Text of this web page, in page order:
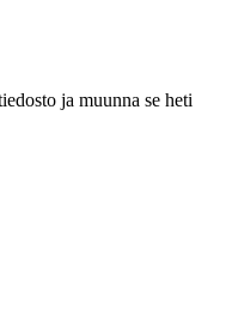
ja muunna se heti